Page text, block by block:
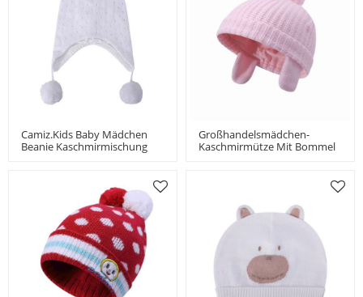
Camiz.kids Baby Mädchen
Beanie Kaschmirmischung
Großhandelsmädchen-
Kaschmirmütze Mit Bommel